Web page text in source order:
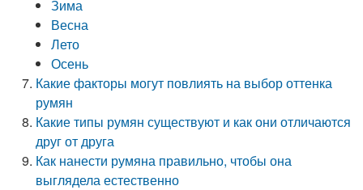
Зима
Весна
Лето
Осень
Какие факторы могут повлиять на выбор оттенка
румян
Какие типы румян существуют и как они отличаются
друг от друга
Как нанести румяна правильно, чтобы она
выглядела естественно